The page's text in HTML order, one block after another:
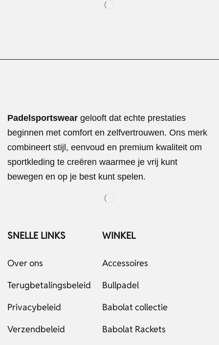
Padelsportswear gelooft dat echte prestaties
beginnen met comfort en zelfvertrouwen. Ons merk
combineert stijl, eenvoud en premium kwaliteit om
sportkleding te creëren waarmee je vrij kunt
bewegen en op je best kunt spelen.
SNELLE LINKS
Over ons
Terugbetalingsbeleid
Privacybeleid
Verzendbeleid
WINKEL
Accessoires
Bullpadel
Babolat collectie
Babolat Rackets